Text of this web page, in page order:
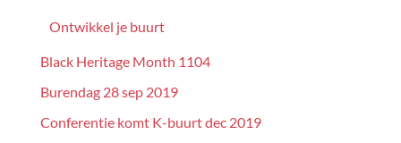
Ontwikkel je buurt
Black Heritage Month 1104
Burendag 28 sep 2019
Conferentie komt K-buurt dec 2019